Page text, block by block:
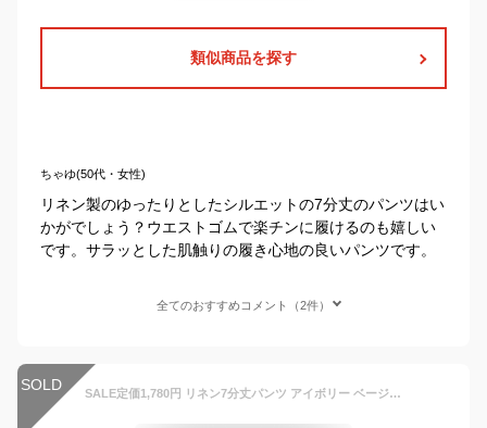
類似商品を探す
ちゃゆ(50代・女性)
リネン製のゆったりとしたシルエットの7分丈のパンツはい
かがでしょう？ウエストゴムで楽チンに履けるのも嬉しい
です。サラッとした肌触りの履き心地の良いパンツです。
全てのおすすめコメント（2件）
SOLD SALE定価1,780円 リネン7分丈パンツ アイボリー ベージュ ピンク チャコール 韓国子供服 ウエストゴム 男の子 女の子 ズボン 80cm 90cm 100cm 110cm 120cm キッズ 21ss